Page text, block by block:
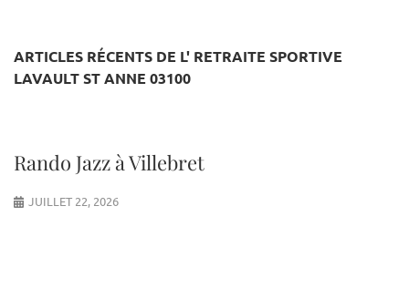
ARTICLES RÉCENTS DE L' RETRAITE SPORTIVE
LAVAULT ST ANNE 03100
Rando Jazz à Villebret
JUILLET 22, 2026